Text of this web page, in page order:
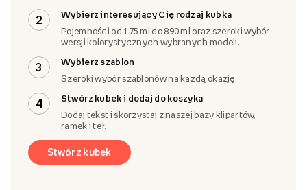
2
Wybierz interesujący Cię rodzaj kubka
Pojemności od 175 ml do 890 ml oraz szeroki wybór
wersji kolorystycznych wybranych modeli.
3
Wybierz szablon
Szeroki wybór szablonów na każdą okazję.
4
Stwórz kubek i dodaj do koszyka
Dodaj tekst i skorzystaj z naszej bazy klipartów,
ramek i teł.
Stwórz kubek